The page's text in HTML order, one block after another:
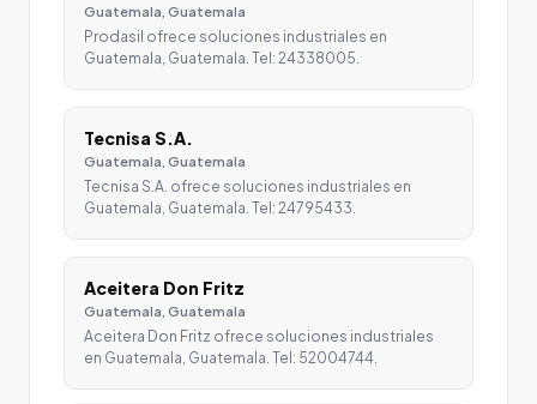
Guatemala, Guatemala
Prodasil ofrece soluciones industriales en
Guatemala, Guatemala. Tel: 24338005.
Tecnisa S.A.
Guatemala, Guatemala
Tecnisa S.A. ofrece soluciones industriales en
Guatemala, Guatemala. Tel: 24795433.
Aceitera Don Fritz
Guatemala, Guatemala
Aceitera Don Fritz ofrece soluciones industriales
en Guatemala, Guatemala. Tel: 52004744.